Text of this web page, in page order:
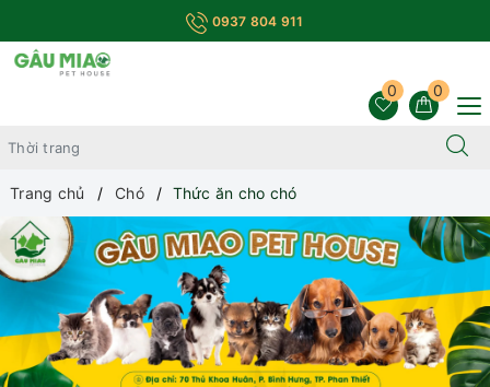
0937 804 911
0
0
Trang chủ Chó Thức ăn cho chó